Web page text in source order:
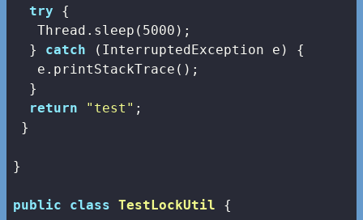
try {
   Thread.sleep(
5000 );
  }
catch (InterruptedException e) {
   e.printStackTrace();
  }
return
"test" ;
}
}
public class TestLockUtil {